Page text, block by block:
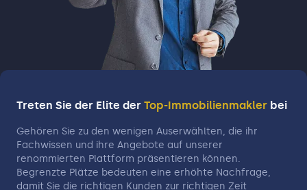
Treten Sie der Elite der Top-Immobilienmakler bei
Gehören Sie zu den wenigen Auserwählten, die ihr
Fachwissen und ihre Angebote auf unserer
renommierten Plattform präsentieren können.
Begrenzte Plätze bedeuten eine erhöhte Nachfrage,
damit Sie die richtigen Kunden zur richtigen Zeit